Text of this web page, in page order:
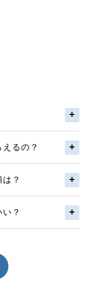
るの？
？
？